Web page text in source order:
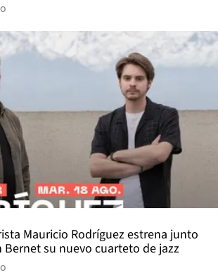
Mauricio Rodríguez estrena junto
Bernet su nuevo cuarteto de jazz